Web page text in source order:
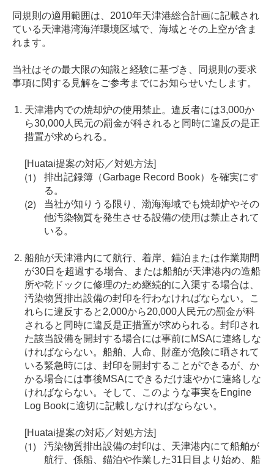
同規則の適用範囲は、2010年天津港総合計画に記載され
ている天津港湾海洋環境区域で、海域とその上空が含ま
れます。
当社はその最大限の知識と経験に基づき、同規則の要求
事項に関する見解をご参考までにお知らせいたします。
天津港内での焼却炉の使用禁止。違反者には3,000か
ら30,000人民元の罰金が科されると同時に違反の是正
措置が求められる。
[Huatai提案の対応／対処方法]
排出記録簿（Garbage Record Book）を確実にす
る。
当社が知りうる限り、渤海海域でも焼却炉やその
他汚染物質を発生させる設備の使用は禁止されて
いる。
船舶が天津港内にて航行、着岸、錨泊または作業期間
が30日を超過する場合、または船舶が天津港内の造船
所や乾ドックに修理のため継続的に入渠する場合は、
汚染物質排出設備の封印を行わなければならない。こ
れらに違反すると2,000から20,000人民元の罰金が科
されると同時に違反是正措置が求められる。封印され
た該当設備を開封する場合には事前にMSAに連絡しな
ければならない。船舶、人命、財産が危険に晒されて
いる緊急時には、封印を開封することができるが、か
かる場合には事後MSAにできるだけ速やかに連絡しな
ければならない。そして、このような事実をEngine
Log Bookに適切に記載しなければならない。
[Huatai提案の対応／対処方法]
汚染物質排出設備の封印は、天津港内にて船舶が
航行、係船、錨泊や作業した31日目より始め、船